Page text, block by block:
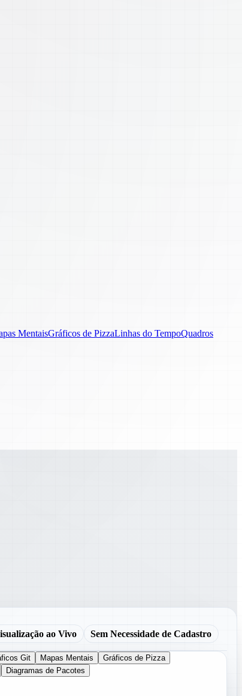
MentaisGráficos de PizzaLinhas do TempoQuadros
ao Vivo Sem Necessidade de Cadastro
Git Mapas Mentais
Gráficos de Pizza
Diagramas de Pacotes